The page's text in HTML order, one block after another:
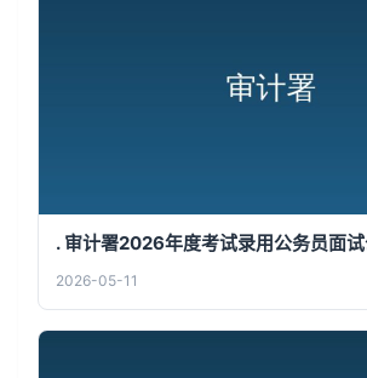
. 审计署2026年度考试录用公务员面
2026-05-11